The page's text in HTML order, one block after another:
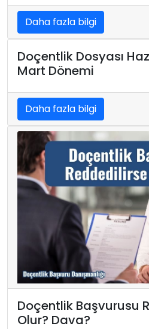
Daha fazla bilgi
Doçentlik Dosyası
Mart Dönemi
Daha fazla bilgi
Doçentlik Başvurusu
Olur? Dava?